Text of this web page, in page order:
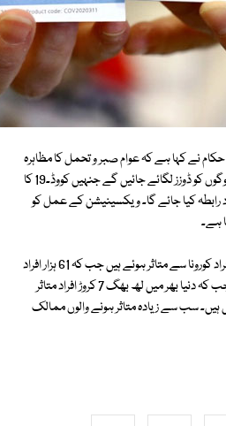
نے کہا ہے کہ عوام صبر و تحمل کا مظاہرہ
کریں، پہلے مرحلے میں صرف انہی لوگوں کو ڈوزز لگائے جائیں گے جنہیں کووڈ۔19 کا
رابطہ کیا جائے گا۔ ویکسینیشن کے عمل کو
ہے۔
واضح رہے کہ برطانیہ میں 17 لاکھ افراد کورونا سے متاثر ہوئے ہیں جب کہ 61 ہزار افراد
اس مہلک وائرس سے ہلاک ہوگئے جب کہ دنیا بھر میں لھ بھگ 7 کروڑ افراد متاثر
ہوئی ہیں۔ سب سے زیادہ متاثر ہونے والوں ممالک